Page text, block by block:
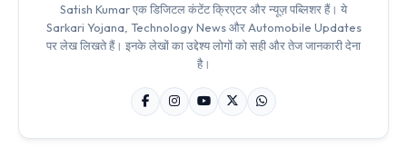
Satish Kumar एक डिजिटल कंटेंट क्रिएटर और न्यूज़ पब्लिशर हैं। ये
Sarkari Yojana, Technology News और Automobile Updates
पर लेख लिखते हैं। इनके लेखों का उद्देश्य लोगों को सही और तेज जानकारी देना
है।